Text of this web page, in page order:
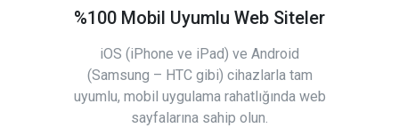
%100 Mobil Uyumlu Web Siteler
iOS (iPhone ve iPad) ve Android
(Samsung – HTC gibi) cihazlarla tam
uyumlu, mobil uygulama rahatlığında web
sayfalarına sahip olun.